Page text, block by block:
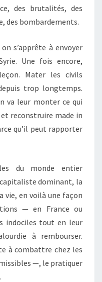
des brutalités, des
des bombardements.
s’apprête à envoyer
Une fois encore,
Mater les civils
trop longtemps.
va leur monter ce qui
reconstruire made in
qu’il peut rapporter
du monde entier
dominant, la
vie, en voilà une façon
— en France ou
indociles tout en leur
à rembourser.
à combattre chez les
—, le pratiquer